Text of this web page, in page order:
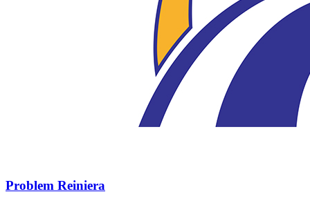
Problem Reiniera